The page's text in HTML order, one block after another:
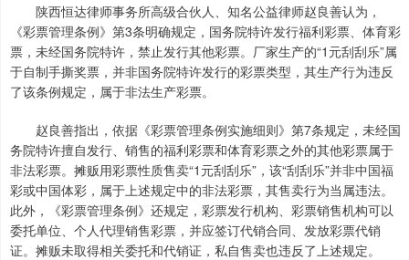
陕西恒达律师事务所高级合伙人、知名公益律师赵良善认为，
《彩票管理条例》第3条明确规定，国务院特许发行福利彩票、体育彩
票，未经国务院特许，禁止发行其他彩票。厂家生产的“1元刮刮乐”属
于自制手撕奖票，并非国务院特许发行的彩票类型，其生产行为违反
了该条例规定，属于非法生产彩票。
赵良善指出，依据《彩票管理条例实施细则》第7条规定，未经国
务院特许擅自发行、销售的福利彩票和体育彩票之外的其他彩票属于
非法彩票。摊贩用彩票性质售卖“1元刮刮乐”，该“刮刮乐”并非中国福
彩或中国体彩，属于上述规定中的非法彩票，其售卖行为当属违法。
此外，《彩票管理条例》还规定，彩票发行机构、彩票销售机构可以
委托单位、个人代理销售彩票，并应签订代销合同、发放彩票代销
证。摊贩未取得相关委托和代销证，私自售卖也违反了上述规定。